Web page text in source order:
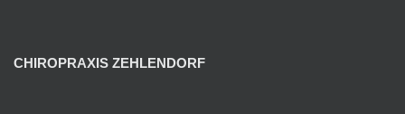
CHIROPRAXIS ZEHLENDORF